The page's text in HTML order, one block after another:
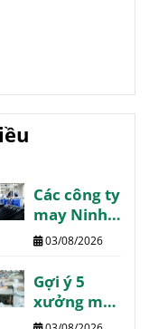
Các công ty
may Ninh
Bình giá tốt
review
03/08/2026
Gợi ý 5
xưởng may
Phú Thọ